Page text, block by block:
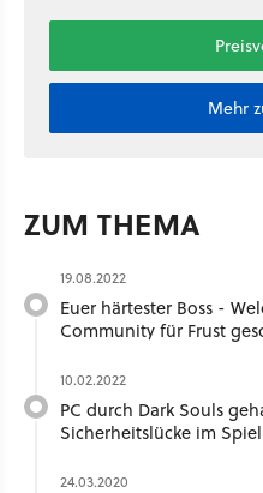
Mehr
ZUM THEMA
19.08.2022
Euer härtester Boss -
Community für Frust
10.02.2022
PC durch Dark Souls
Sicherheitslücke im
24.03.2020